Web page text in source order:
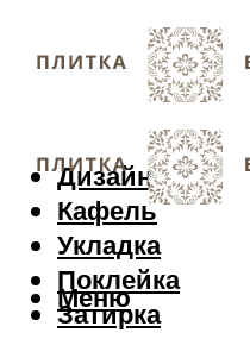
Дизайн
Кафель
Укладка
Поклейка
Затирка
Меню